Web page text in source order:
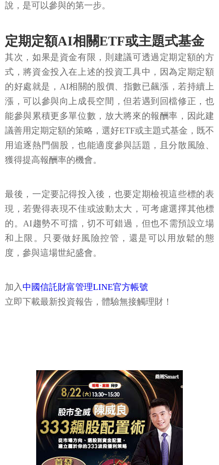
說，是可以參與的第一步。
定期定額AI相關ETF或主題式基金
其次，如果是資金有限，則建議可透過定期定額的方
式，將資金投入在上述的投資工具中，因為定期定額
的好處就是，AI相關的股價、指數已飆漲，若持續上
漲，可以參與向上成長空間，但若遇到回檔修正，也
能參與累積更多單位數，放大將來的報酬率，因此建
議善用定期定額的策略，選好ETF或主題式基金，既不
用追逐熱門個股，也能適度參與話題，且分散風險、
獲得提高報酬率的機會。
最後，一定要記得投入後，也要定期檢視這些標的表
現，若覺得表現不佳或波動太大，可考慮選擇其他標
的。AI趨勢不可擋，切不可錯過，但也不需預設立場
和上限。只要做好風險控管，還是可以用放鬆的態
度，參與這場世紀盛會。
加入 中國信託財富管理LINE官方帳號
立即下載最新投資報告，體驗無接觸理財！